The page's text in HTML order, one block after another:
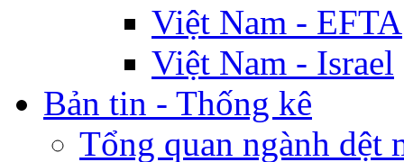
Việt Nam - EFTA
Việt Nam - Israel
Bản tin - Thống kê
Tổng quan ngành dệt